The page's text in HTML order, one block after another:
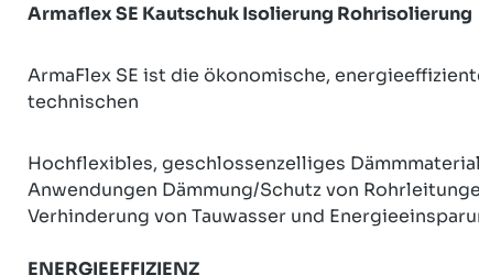
Armaflex SE Kautschuk Isolierung Rohrisolierung
ArmaFlex SE ist die ökonomische,
technischen
Hochflexibles, geschlossenzelliges
Anwendungen Dämmung/Schutz von
Verhinderung von Tauwasser und
ENERGIEEFFIZIENZ